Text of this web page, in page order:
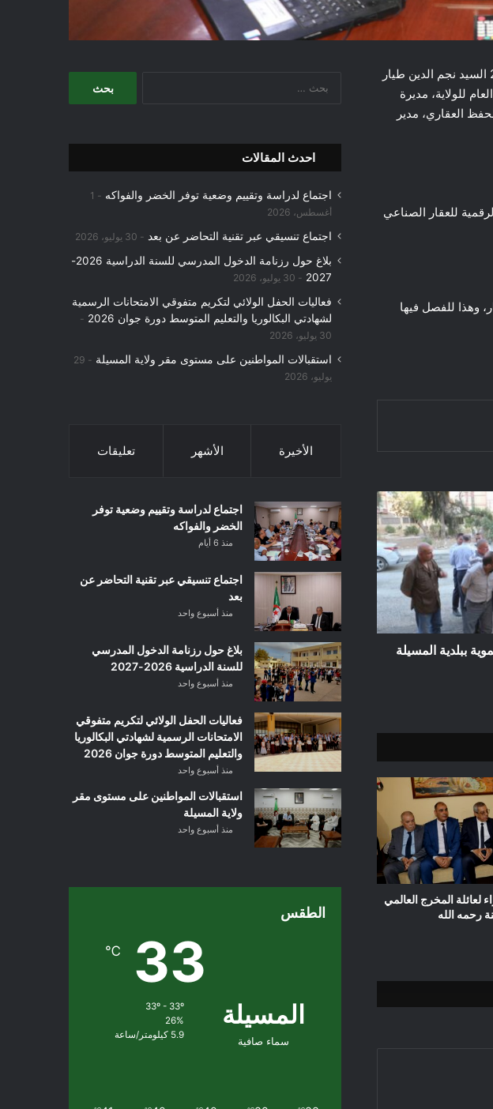
المسيلة/ في إطار متابعة وتشجيع الاستثمار على مستوى إقليم الولاية، ترأس اليوم الإثنين 01 جوان 2026 السيد نجم الدين طيار
للولاية، مديرة
العقاري، مدير
للعقار الصناعي
وهذا للفصل فيها
ببلدية المسيلة
لعائلة المخرج العالمي
رحمه الله
احدث المقالات
اجتماع لدراسة وتقييم وضعية توفر الخضر والفواكه
1
أغسطس، 2026
اجتماع تنسيقي عبر تقنية التحاضر عن بعد 30 يوليو، 2026
بلاغ حول رزنامة الدخول المدرسي للسنة الدراسية 2026-
2027
30 يوليو، 2026
فعاليات الحفل الولائي لتكريم متفوقي الامتحانات الرسمية
لشهادتي البكالوريا والتعليم المتوسط دورة جوان 2026
30 يوليو، 2026
استقبالات المواطنين على مستوى مقر ولاية المسيلة
29
يوليو، 2026
الأخيرة الأشهر تعليقات
اجتماع لدراسة وتقييم وضعية توفر
الخضر والفواكه
منذ 6 أيام
اجتماع تنسيقي عبر تقنية التحاضر عن
بعد
منذ أسبوع واحد
بلاغ حول رزنامة الدخول المدرسي
للسنة الدراسية 2026-2027
منذ أسبوع واحد
فعاليات الحفل الولائي لتكريم متفوقي
الامتحانات الرسمية لشهادتي البكالوريا
والتعليم المتوسط دورة جوان 2026
منذ أسبوع واحد
استقبالات المواطنين على مستوى مقر
ولاية المسيلة
منذ أسبوع واحد
الطقس
المسيلة
سماء صافية
33
℃
33º - 33º
26%
5.9 كيلومتر/ساعة